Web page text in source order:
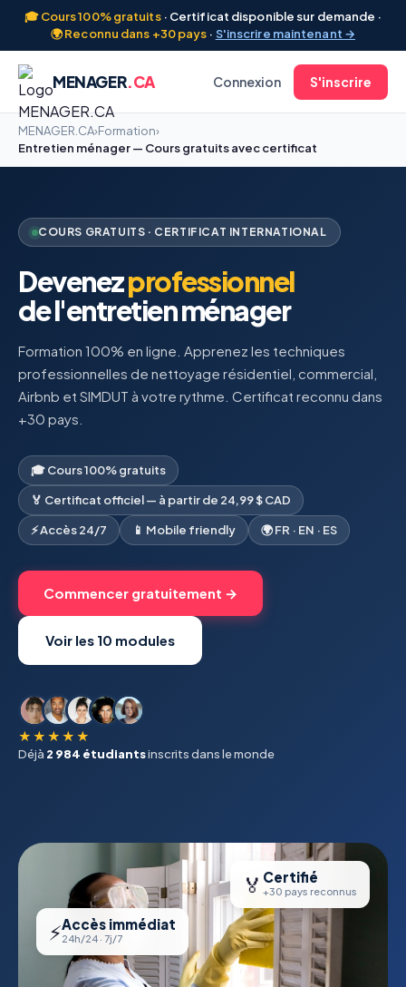
🎓 Cours 100% gratuits· Certificat disponible sur demande ·
🌍 Reconnu dans +30 pays · S'inscrire maintenant →
MENAGER.CA Connexion S'inscrire
MENAGER.CA›Formation›
Entretien ménager — Cours gratuits avec certificat
COURS GRATUITS · CERTIFICAT INTERNATIONAL
Devenezprofessionnel
de l'entretien ménager
Formation 100% en ligne. Apprenez les techniques
professionnelles de nettoyage résidentiel, commercial,
Airbnb et SIMDUT à votre rythme. Certificat reconnu dans
+30 pays.
🎓 Cours 100% gratuits
🏅 Certificat officiel — à partir de 24,99 $ CAD
⚡ Accès 24/7 📱 Mobile friendly 🌍 FR · EN · ES
Commencer gratuitement →
Voir les 10 modules
★★★★★
Déjà 2 984 étudiantsinscrits dans le monde
🏅 Certifié
+30 pays reconnus
⚡Accès immédiat
24h/24 · 7j/7